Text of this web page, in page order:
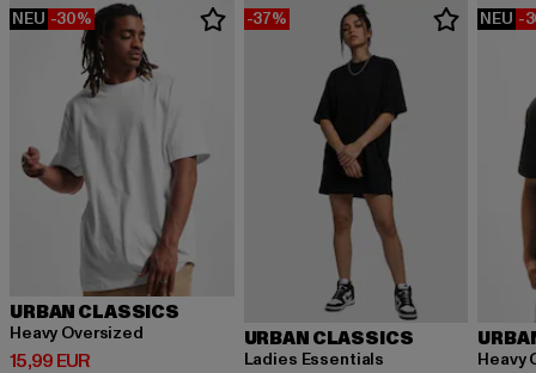
NEU -30%
URBAN CLASSICS
Heavy Oversized
15,99 EUR
Derzeitiger Preis: 15,99 EUR
-37%
URBAN CLASSICS
Ladies Essentials
NEU -
Heavy